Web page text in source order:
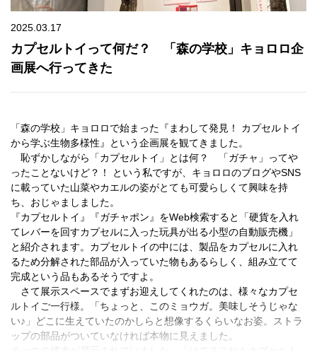
2025.03.17
カプセルトイって何だ？ 「森の学校」キョロロ企
画展へ行ってきた
「森の学校」キョロロで始まった『まわして発見！ カプセルトイ
から学ぶ生物多様性』という企画展を観てきました。
恥ずかしながら「カプセルトイ」とは何？ 「ガチャ」ってや
ったことないけど？！ という私ですが、キョロロのブログやSNS
に載っていた山菜やカエルの姿がとても可愛らしくて興味を持
ち、おじゃましました。
『カプセルトイ』『ガチャポン』をWeb検索すると「硬貨を入れ
てレバーを回すカプセルに入った玩具が出る小型の自動販売機」
と紹介されます。カプセルトイの中には、製品をカプセルに入れ
るため分解された部品が入っていた物もあるらしく、組み立てて
完成という品もあるそうですよ。
さて展示スペースでまずお迎えしてくれたのは、様々なカプセ
ルトイご一行様。「ちょっと、このミョウガ。美味しそうじゃな
い♪」どこに生えていたのかしらと想像するくらいなお姿。ストラ
ップの部品がついていなければ本物に見えました。
チョウの標本が展示されていました。「はて？これもカプセルト